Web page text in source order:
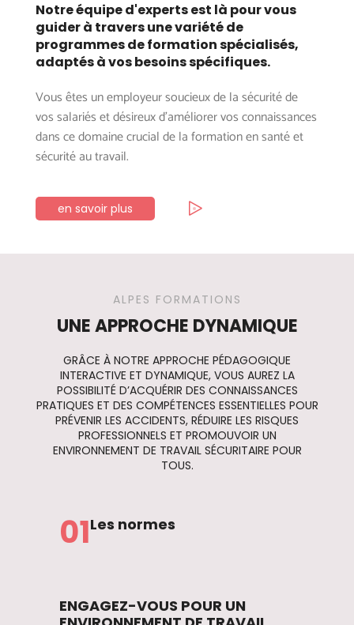
Notre équipe d'experts est là pour vous
guider à travers une variété de
programmes de formation spécialisés,
adaptés à vos besoins spécifiques.
Vous êtes un employeur soucieux de la sécurité de
vos salariés et désireux d’améliorer vos connaissances
dans ce domaine crucial de la formation en santé et
sécurité au travail.
en savoir plus
ALPES FORMATIONS
UNE APPROCHE DYNAMIQUE
GRÂCE À NOTRE APPROCHE PÉDAGOGIQUE
INTERACTIVE ET DYNAMIQUE, VOUS AUREZ LA
POSSIBILITÉ D’ACQUÉRIR DES CONNAISSANCES
PRATIQUES ET DES COMPÉTENCES ESSENTIELLES POUR
PRÉVENIR LES ACCIDENTS, RÉDUIRE LES RISQUES
PROFESSIONNELS ET PROMOUVOIR UN
ENVIRONNEMENT DE TRAVAIL SÉCURITAIRE POUR
TOUS.
01Les normes
ENGAGEZ-VOUS POUR UN